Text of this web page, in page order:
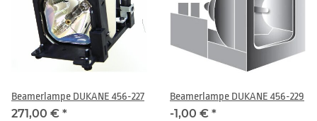
Beamerlampe DUKANE 456-227
271,00 € *
Beamerlampe DUKANE 456-229
-1,00 € *